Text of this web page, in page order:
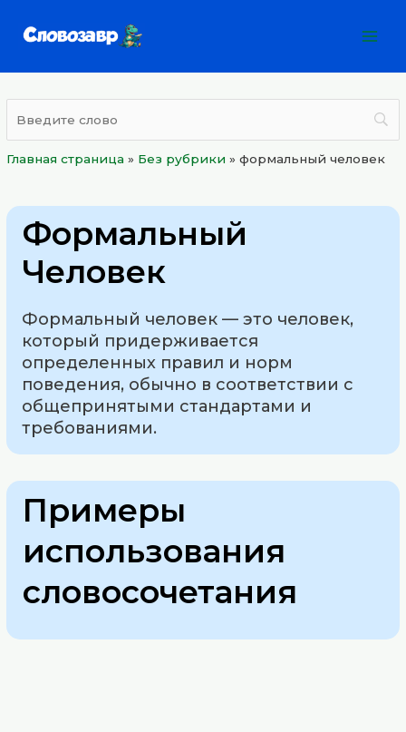
Главная страница » Без рубрики »формальный человек
Формальный
Человек
Формальный человек — это человек,
который придерживается
определенных правил и норм
поведения, обычно в соответствии с
общепринятыми стандартами и
требованиями.
Примеры
использования
словосочетания